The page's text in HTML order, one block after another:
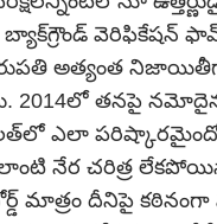
వెరిఫికేషన్
అత్యంత
2014లో తనపై
ఎలా పరిష్కారమైందో
నేర చరిత్ర
మాత్రం దీనిపై